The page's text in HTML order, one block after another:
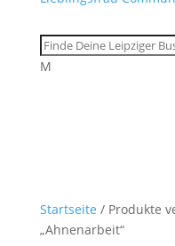
M
Startseite / Produkte
„Ahnenarbeit“